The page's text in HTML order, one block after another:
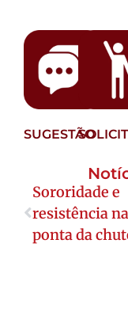
SUGESTÃO
Sororidade e
resistência na
ponta da